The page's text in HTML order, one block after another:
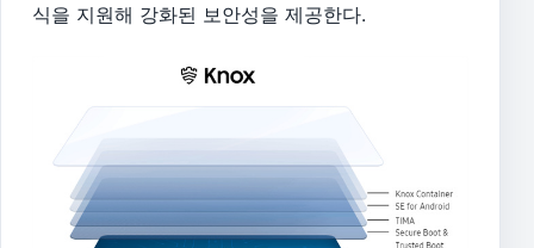
식을 지원해 강화된 보안성을 제공한다.